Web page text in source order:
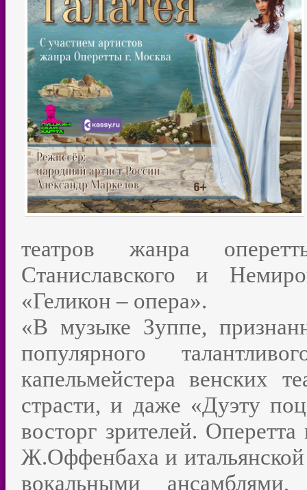
театров жанра
Станиславского и
«Геликон – опера».
«В музыке Зуппе,
популярного
капельмейстера венских
страсти, и даже «Дуэту
восторг зрителей.
Ж.Оффенбаха и
вокальными